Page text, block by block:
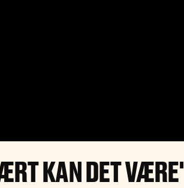
KAN DET VÆRE'